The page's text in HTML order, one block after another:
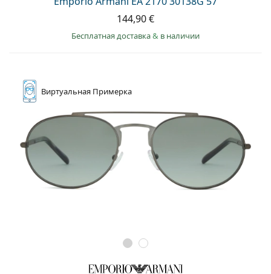
144,90 €
Бесплатная доставка& в наличии
Виртуальная Примерка